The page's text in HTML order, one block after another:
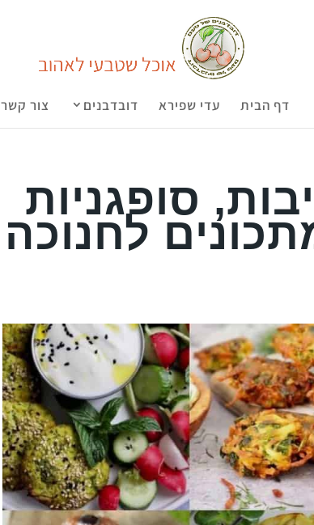
דף הבית עדי שפירא דובדבנים צור קשר
סופגניות
לחנוכה